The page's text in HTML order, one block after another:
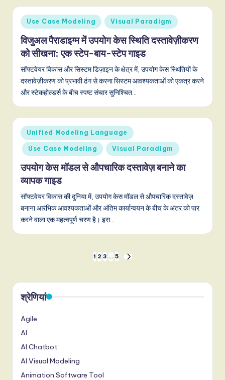
Posted
in
Use Case Modeling Visual Paradigm
विजुअल पैराडाइग्म में उपयोग केस स्थिति दस्तावेज़ीकरण
को सीखना: एक स्टेप-बाय-स्टेप गाइड
सॉफ्टवेयर विकास और सिस्टम डिज़ाइन के क्षेत्र में, उपयोग केस स्थितियों के
दस्तावेज़ीकरण को प्रभावी ढंग से करना सिस्टम आवश्यकताओं को एकत्र करने
और स्टेकहोल्डर्स के बीच स्पष्ट संचार सुनिश्चित…
Posted
in
Unified Modeling Language
Use Case Modeling Visual Paradigm
उपयोग केस मॉडल से औपचारिक दस्तावेज़ बनाने का
व्यापक गाइड
सॉफ्टवेयर विकास की दुनिया में, उपयोग केस मॉडल से औपचारिक दस्तावेज़
बनाना आरंभिक आवश्यकताओं और अंतिम कार्यान्वयन के बीच के अंतर को पार
करने वाला एक महत्वपूर्ण चरण है। इस…
pagination
1 2 3 … 5
NEXT
श्रेणियां
Agile
AI
AI Chatbot
AI Visual Modeling
Animation Software Tool